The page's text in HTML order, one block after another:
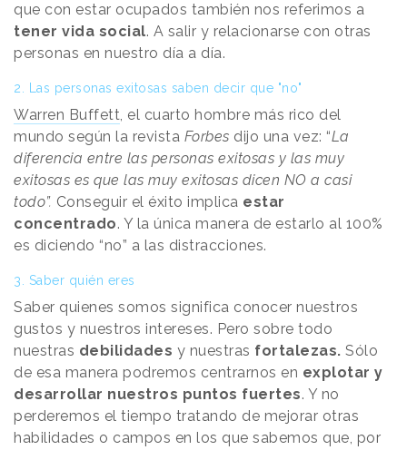
que con estar ocupados también nos referimos a
tener vida social. A salir y relacionarse con otras
personas en nuestro día a día.
2. Las personas exitosas saben decir que "no"
Warren Buffett, el cuarto hombre más rico del
mundo según la revista Forbes dijo una vez: “La
diferencia entre las personas exitosas y las muy
exitosas es que las muy exitosas dicen NO a casi
todo”. Conseguir el éxito implica estar
concentrado. Y la única manera de estarlo al 100%
es diciendo “no” a las distracciones.
3. Saber quién eres
Saber quienes somos significa conocer nuestros
gustos y nuestros intereses. Pero sobre todo
nuestras debilidades y nuestras fortalezas. Sólo
de esa manera podremos centrarnos en explotar y
desarrollar nuestros puntos fuertes. Y no
perderemos el tiempo tratando de mejorar otras
habilidades o campos en los que sabemos que, por